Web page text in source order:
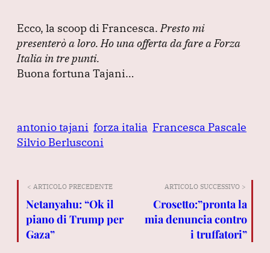
Ecco, la scoop di Francesca. Presto mi
presenterò a loro. Ho una offerta da fare a Forza
Italia in tre punti.
Buona fortuna Tajani…
antonio tajani forza italia Francesca Pascale
Silvio Berlusconi
< ARTICOLO PRECEDENTE
Netanyahu: “Ok il
piano di Trump per
Gaza”
ARTICOLO SUCCESSIVO >
Crosetto:”pronta la
mia denuncia contro
i truffatori”